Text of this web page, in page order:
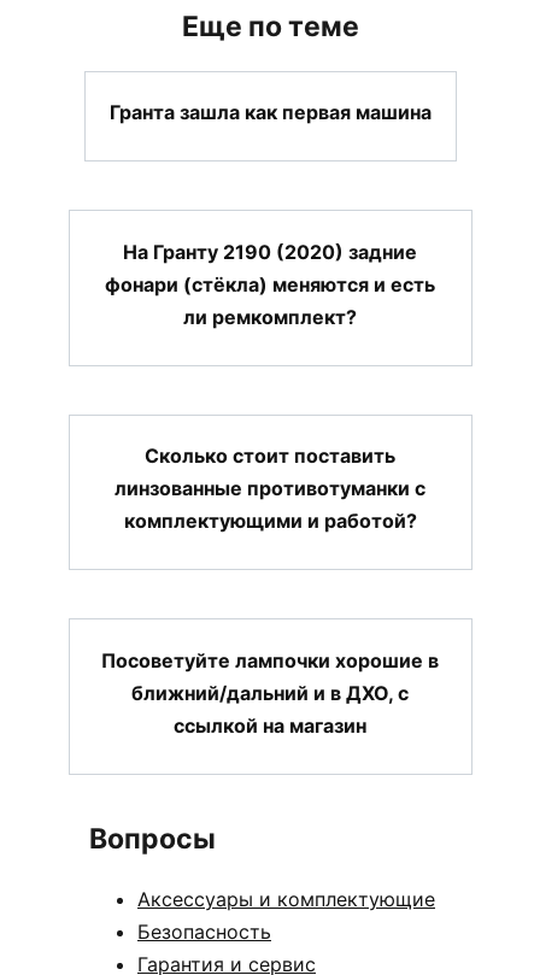
Еще по теме
Гранта зашла как первая машина
На Гранту 2190 (2020) задние
фонари (стёкла) меняются и есть
ли ремкомплект?
Сколько стоит поставить
линзованные противотуманки с
комплектующими и работой?
Посоветуйте лампочки хорошие в
ближний/дальний и в ДХО, с
ссылкой на магазин
Вопросы
Аксессуары и комплектующие
Безопасность
Гарантия и сервис